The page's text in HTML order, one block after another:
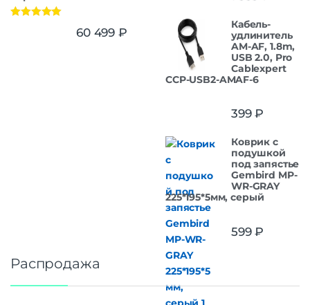
60 499 ₽
Кабель-
удлинитель
AM-AF, 1.8m,
USB 2.0, Pro
Cablexpert
CCP-USB2-AMAF-6
399₽
Коврик с
подушкой
под запястье
Gembird MP-
WR-GRAY
225*195*5мм, серый
599₽
Распродажа